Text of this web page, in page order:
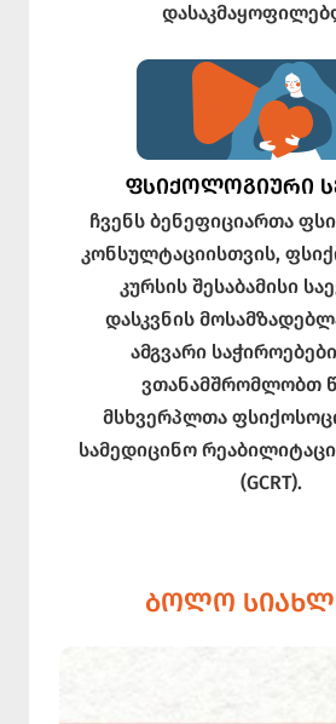
ᲤᲡᲘᲥᲝᲚᲝᲒᲘᲣᲠᲘ
ჩვენს ბენეფიციართა
კონსულტაციისთვის,
კურსის შესაბამისი
დასკვნის
ამგვარი
ვთანამშრომლობთ
მსხვერპლთა
სამედიცინო
(GCRT).
ᲑᲝᲚᲝ